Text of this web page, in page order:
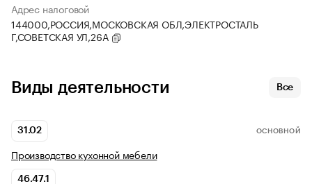
Адрес налоговой
144000,РОССИЯ,МОСКОВСКАЯ ОБЛ,ЭЛЕКТРОСТАЛЬ
Г,СОВЕТСКАЯ УЛ,26А
Виды деятельности Все
31.02 ОСНОВНОЙ
Производство кухонной мебели
46.47.1